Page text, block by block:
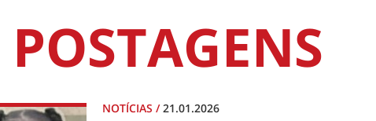
POSTAGENS
NOTÍCIAS /21.01.2026